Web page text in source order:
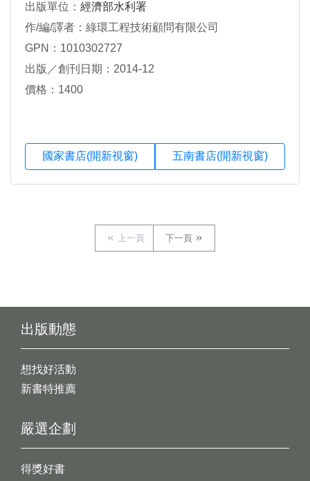
出版單位： 經濟部水利署
作/編/譯者：綠環工程技術顧問有限公司
GPN：1010302727
出版／創刊日期：2014-12
價格：1400
國家書店(開新視窗) 五南書店(開新視窗)
上一頁 下一頁
出版動態
想找好活動
新書特推薦
嚴選企劃
得獎好書